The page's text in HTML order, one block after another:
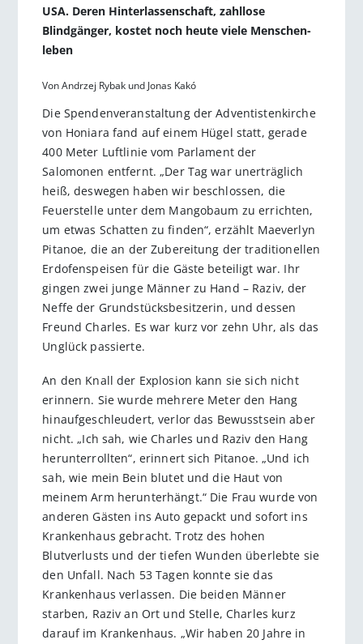
USA. Deren Hinterlassenschaft, zahllose
Blindgänger, kostet noch heute viele Menschen­
leben
Von Andrzej Rybak und Jonas Kakó
Die Spendenveranstaltung der Adventistenkirche
von Honi­ara fand auf einem Hügel statt, gerade
400 Meter Luftlinie vom Parlament der
Salomonen entfernt. „Der Tag war unerträglich
heiß, deswegen haben wir beschlossen, die
Feuerstelle unter dem Mangobaum zu errichten,
um etwas Schatten zu finden“, erzählt Maeverlyn
Pitanoe, die an der Zubereitung der tra­ditionellen
Erdofenspeisen für die Gäste beteiligt war. Ihr
gingen zwei junge ­Männer zu Hand – Raziv, der
Neffe der Grundstücksbesitzerin, und dessen
Freund Charles. Es war kurz vor zehn Uhr, als das
Unglück passierte.
An den Knall der Explosion kann sie sich nicht
erinnern. Sie wurde mehrere Meter den Hang
hinaufgeschleudert, verlor das Bewusstsein aber
nicht. „Ich sah, wie Charles und Raziv den Hang
herunterrollten“, erinnert sich Pitanoe. „Und ich
sah, wie mein Bein blutet und die Haut von
meinem Arm herunterhängt.“ Die Frau wurde von
anderen Gästen ins Auto gepackt und sofort ins
Krankenhaus gebracht. Trotz des hohen
Blutverlusts und der tiefen Wunden überlebte sie
den Unfall. Nach 53 Tagen konnte sie das
Krankenhaus verlassen. Die beiden Männer
starben, Raziv an Ort und Stelle, Charles kurz
darauf im Krankenhaus. „Wir haben 20 Jahre in